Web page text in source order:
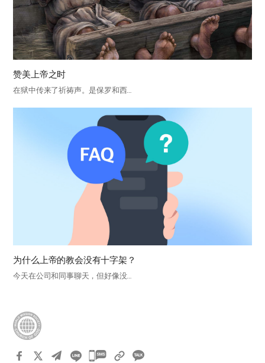
赞美上帝之时
在狱中传来了祈祷声。是保罗和西…
为什么上帝的教会没有十字架？
今天在公司和同事聊天，但好像没…
카